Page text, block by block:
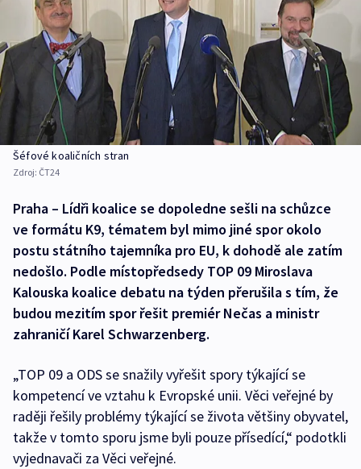
Šéfové koaličních stran
Zdroj: ČT24
Praha – Lídři koalice se dopoledne sešli na schůzce
ve formátu K9, tématem byl mimo jiné spor okolo
postu státního tajemníka pro EU, k dohodě ale zatím
nedošlo. Podle místopředsedy TOP 09 Miroslava
Kalouska koalice debatu na týden přerušila s tím, že
budou mezitím spor řešit premiér Nečas a ministr
zahraničí Karel Schwarzenberg.
„TOP 09 a ODS se snažily vyřešit spory týkající se
kompetencí ve vztahu k Evropské unii. Věci veřejné by
raději řešily problémy týkající se života většiny obyvatel,
takže v tomto sporu jsme byli pouze přísedící,“ podotkli
vyjednavači za Věci veřejné.